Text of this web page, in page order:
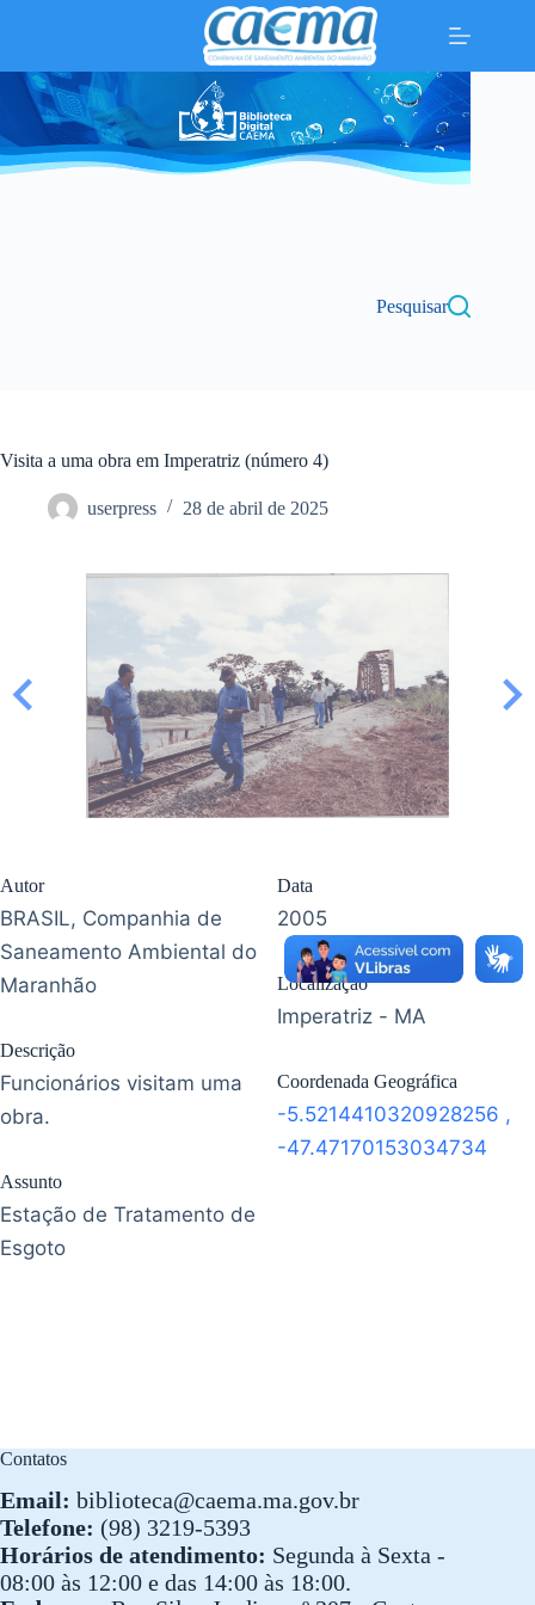
conteúdo
Pesquisar
Visita a uma obra em Imperatriz (número 4)
userpress 28 de abril de 2025
Autor
BRASIL, Companhia de
Saneamento Ambiental do
Maranhão
Descrição
Funcionários visitam uma
obra.
Assunto
Estação de Tratamento de
Esgoto
Data
2005
Localização
Imperatriz - MA
Coordenada Geográfica
-5.5214410320928256 ,
-47.47170153034734
Contatos
Email: biblioteca@caema.ma.gov.br
Telefone: (98) 3219-5393
Horários de atendimento: Segunda à Sexta -
08:00 às 12:00 e das 14:00 às 18:00.